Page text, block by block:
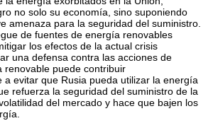
no solo su economía, sino suponiendo
amenaza para la seguridad del suministro.
de fuentes de energía renovables
los efectos de la actual crisis
una defensa contra las acciones de
renovable puede contribuir
a evitar que Rusia pueda utilizar la energía
refuerza la seguridad del suministro de la
del mercado y hace que bajen los